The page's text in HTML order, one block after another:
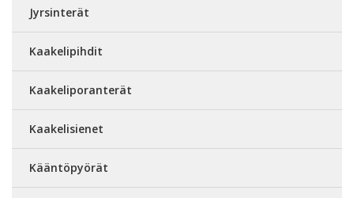
Jyrsinterät
Kaakelipihdit
Kaakeliporanterät
Kaakelisienet
Kääntöpyörät